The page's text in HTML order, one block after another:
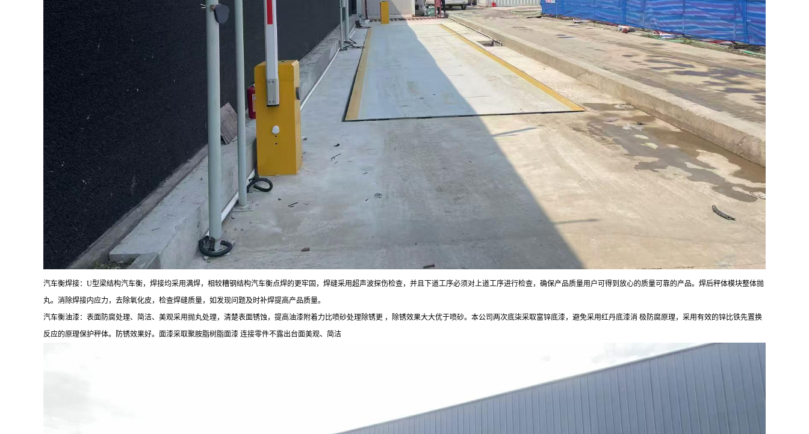
汽车衡焊接： U型梁结构汽车衡，焊接均采用满焊，相较糟钢结构汽车衡点焊的更牢固，焊缝采用超声波探伤检查，并且下道工序必须对上道工序进行检查，确保产品质量用户可得到放心的质量可靠的产品。焊后秤体模块整体抛
丸。消除焊接内应力，去除氧化皮，检查焊缝质量，如发现问题及时补焊提高产品质量。
汽车衡油漆：表面防腐处理、简洁、美观采用抛丸处理，清楚表面锈蚀，提高油漆附着力比喷砂处理除锈更 ，除锈效果大大优于喷砂。本公司两次底柒采取富锌底漆，避免采用红丹底漆消 极防腐原理，采用有效的锌比铁先置换
反应的原理保护秤体。防锈效果好。面漆采取聚胺脂树脂面漆 连接零件不露出台面美观、简洁